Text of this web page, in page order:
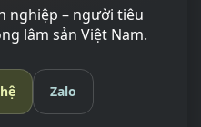
nghiệp – người tiêu
lâm sản Việt Nam.
Zalo